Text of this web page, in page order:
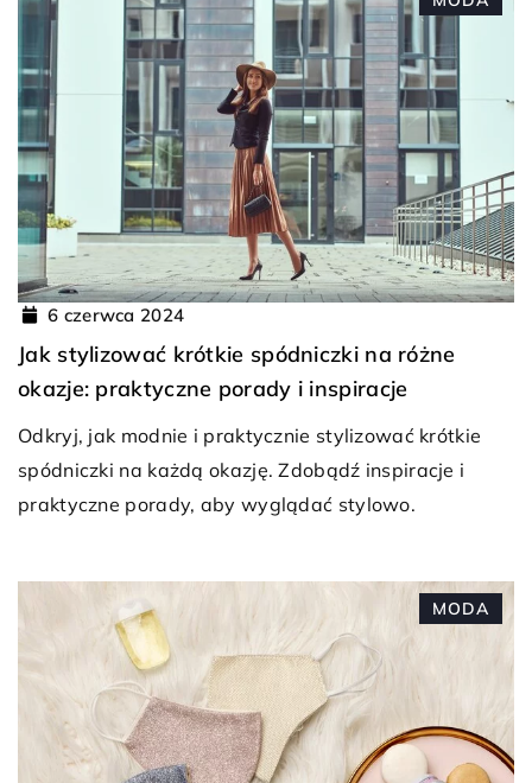
6 czerwca 2024
Jak stylizować krótkie spódniczki na różne
okazje: praktyczne porady i inspiracje
Odkryj, jak modnie i praktycznie stylizować krótkie
spódniczki na każdą okazję. Zdobądź inspiracje i
praktyczne porady, aby wyglądać stylowo.
MODA